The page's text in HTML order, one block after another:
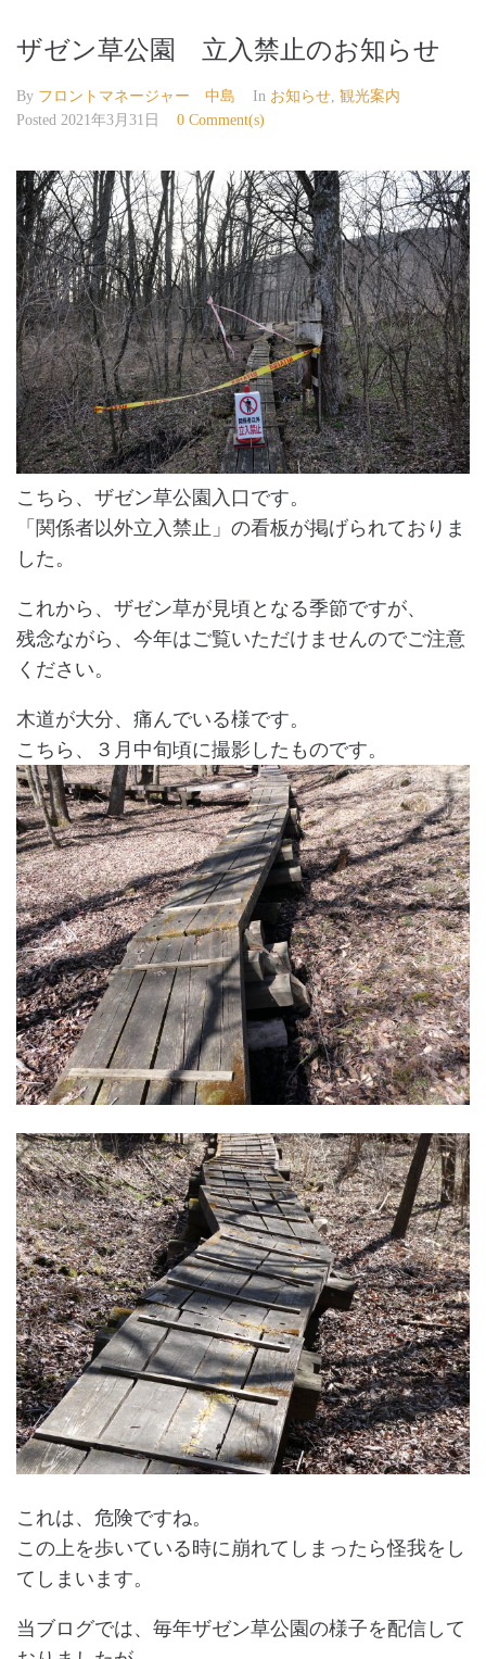
ザゼン草公園 立入禁止のお知らせ
By フロントマネージャー 中島 In お知らせ, 観光案内
Posted 2021年3月31日 0 Comment(s)
こちら、ザゼン草公園入口です。
「関係者以外立入禁止」の看板が掲げられておりま
した。
これから、ザゼン草が見頃となる季節ですが、
残念ながら、今年はご覧いただけませんのでご注意
ください。
木道が大分、痛んでいる様です。
こちら、３月中旬頃に撮影したものです。
これは、危険ですね。
この上を歩いている時に崩れてしまったら怪我をし
てしまいます。
当ブログでは、毎年ザゼン草公園の様子を配信して